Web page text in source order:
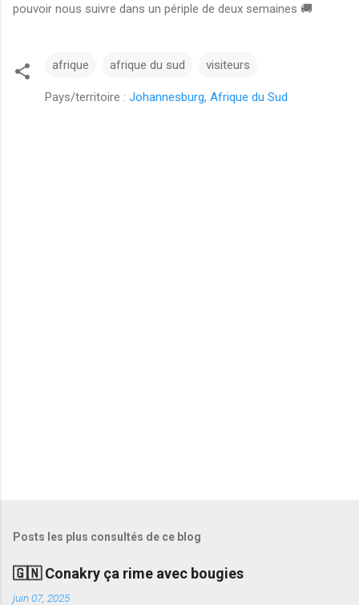
pouvoir nous suivre dans un périple de deux semaines 🚚
afrique afrique du sud visiteurs
Pays/territoire : Johannesburg, Afrique du Sud
Posts les plus consultés de ce blog
🇬🇳 Conakry ça rime avec bougies
juin 07, 2025